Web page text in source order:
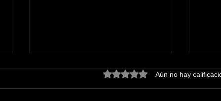
Obtuvo 0 de 5 estrellas.
Aún no hay